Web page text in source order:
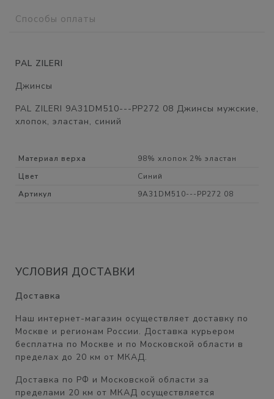
Способы оплаты
PAL ZILERI
Джинсы
PAL ZILERI 9A31DM510---PP272 08 Джинсы мужские,
хлопок, эластан, синий
Материал верха
98% хлопок 2% эластан
Цвет
Синий
Артикул
9A31DM510---PP272 08
УСЛОВИЯ ДОСТАВКИ
Доставка
Наш интернет-магазин осуществляет доставку по
Москве и регионам России. Доставка курьером
бесплатна по Москве и по Московской области в
пределах до 20 км от МКАД.
Доставка по РФ и Московской области за
пределами 20 км от МКАД осуществляется